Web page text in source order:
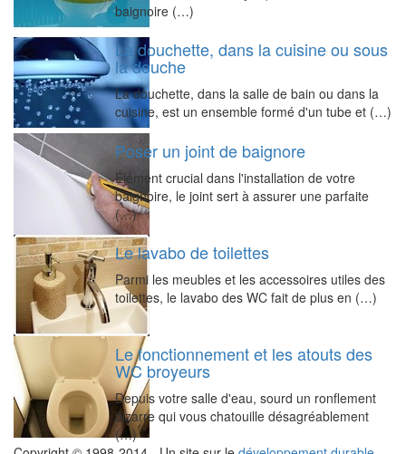
baignoire (…)
La douchette, dans la cuisine ou sous
la douche
La douchette, dans la salle de bain ou dans la
cuisine, est un ensemble formé d'un tube et (…)
Poser un joint de baignore
Élément crucial dans l'installation de votre
baignoire, le joint sert à assurer une parfaite
(…)
Le lavabo de toilettes
Parmi les meubles et les accessoires utiles des
toilettes, le lavabo des WC fait de plus en (…)
Le fonctionnement et les atouts des
WC broyeurs
Depuis votre salle d'eau, sourd un ronflement
bizarre qui vous chatouille désagréablement
(…)